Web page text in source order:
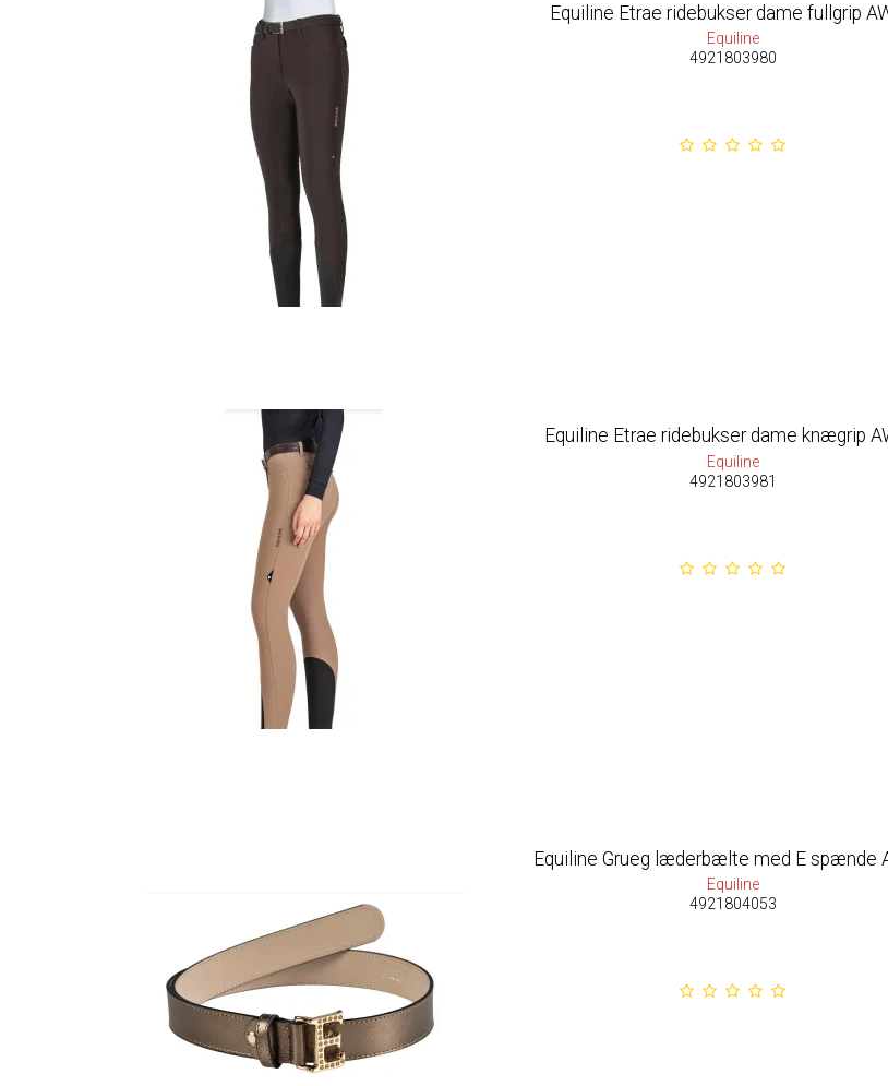
Equiline Etrae ridebukser dame fullgrip
Equiline
4921803980
Equiline Etrae ridebukser dame knægrip
Equiline
4921803981
Equiline Grueg læderbælte med E spænde
Equiline
4921804053